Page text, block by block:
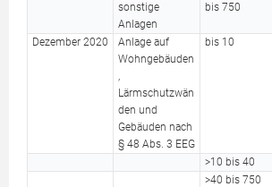
sonstige
Anlagen
bis 750
Dezember 2020
Anlage auf
Wohngebäuden
,
Lärmschutzwän
den und
Gebäuden nach
§ 48 Abs. 3 EEG
bis 10
>10 bis 40
>40 bis 750